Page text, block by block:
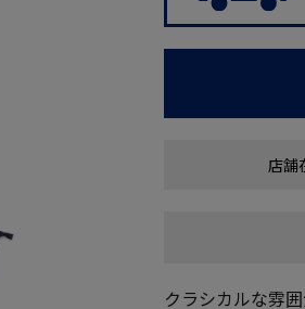
店舗
クラシカルな雰